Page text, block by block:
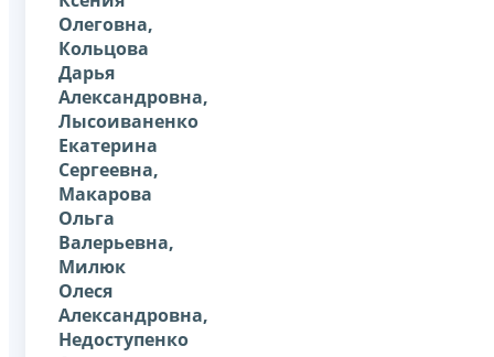
Олеговна,
Кольцова
Дарья
Александровна,
Лысоиваненко
Екатерина
Сергеевна,
Макарова
Ольга
Валерьевна,
Милюк
Олеся
Александровна,
Недоступенко